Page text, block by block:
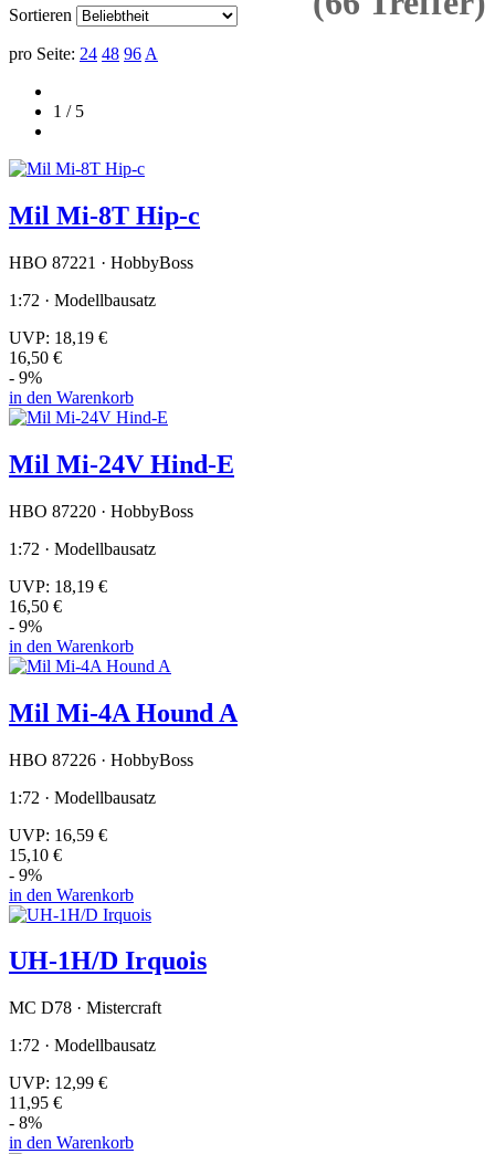
Sortieren
pro Seite: 24 48 96 A
1 / 5
Mil Mi-8T Hip-c
HBO 87221 · HobbyBoss
1:72 · Modellbausatz
UVP: 18,19 €
16,50 €
- 9%
in den Warenkorb
Mil Mi-24V Hind-E
HBO 87220 · HobbyBoss
1:72 · Modellbausatz
UVP: 18,19 €
16,50 €
- 9%
in den Warenkorb
Mil Mi-4A Hound A
HBO 87226 · HobbyBoss
1:72 · Modellbausatz
UVP: 16,59 €
15,10 €
- 9%
in den Warenkorb
UH-1H/D Irquois
MC D78 · Mistercraft
1:72 · Modellbausatz
UVP: 12,99 €
11,95 €
- 8%
in den Warenkorb